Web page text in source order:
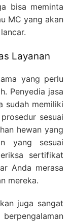
bisa meminta
MC yang akan
Layanan
yang perlu
Penyedia jasa
sudah memiliki
sesuai
hewan yang
yang sesuai
sertifikat
Anda merasa
mereka.
juga sangat